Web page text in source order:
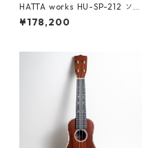
HATTA works HU-SP-212 ソ
プラノウクレレ
¥178,200